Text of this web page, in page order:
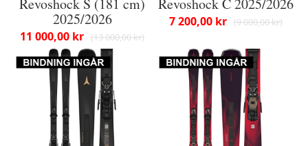
Revoshock S (181 cm)
2025/2026
13 000,00 kr
11 000,00 kr
Revoshock C 2025/2026
9 000,00 kr
7 200,00 kr